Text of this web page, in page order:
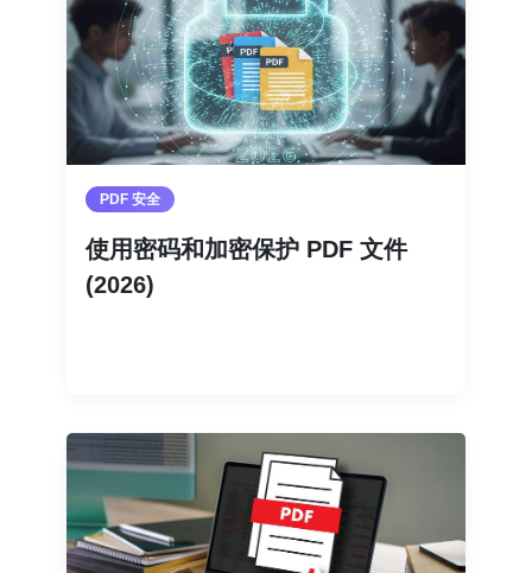
PDF 安全
使用密码和加密保护 PDF 文件
(2026)